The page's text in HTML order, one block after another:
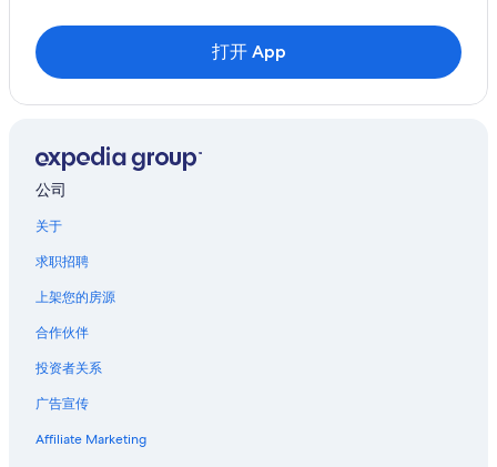
五反田站附近的酒店
西麻布的酒店
位于麻布的Oakwood酒店
芝区的酒店
东五反田的酒店
森大厦数字艺术博物馆:爱普生团队无界附近的酒店
位于六本木的 3 星级酒店
打开 App
公司
关于
求职招聘
上架您的房源
合作伙伴
投资者关系
广告宣传
Affiliate Marketing